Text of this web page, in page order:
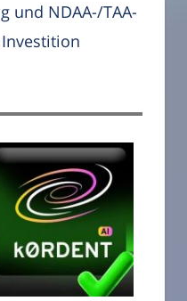
und NDAA-/TAA-